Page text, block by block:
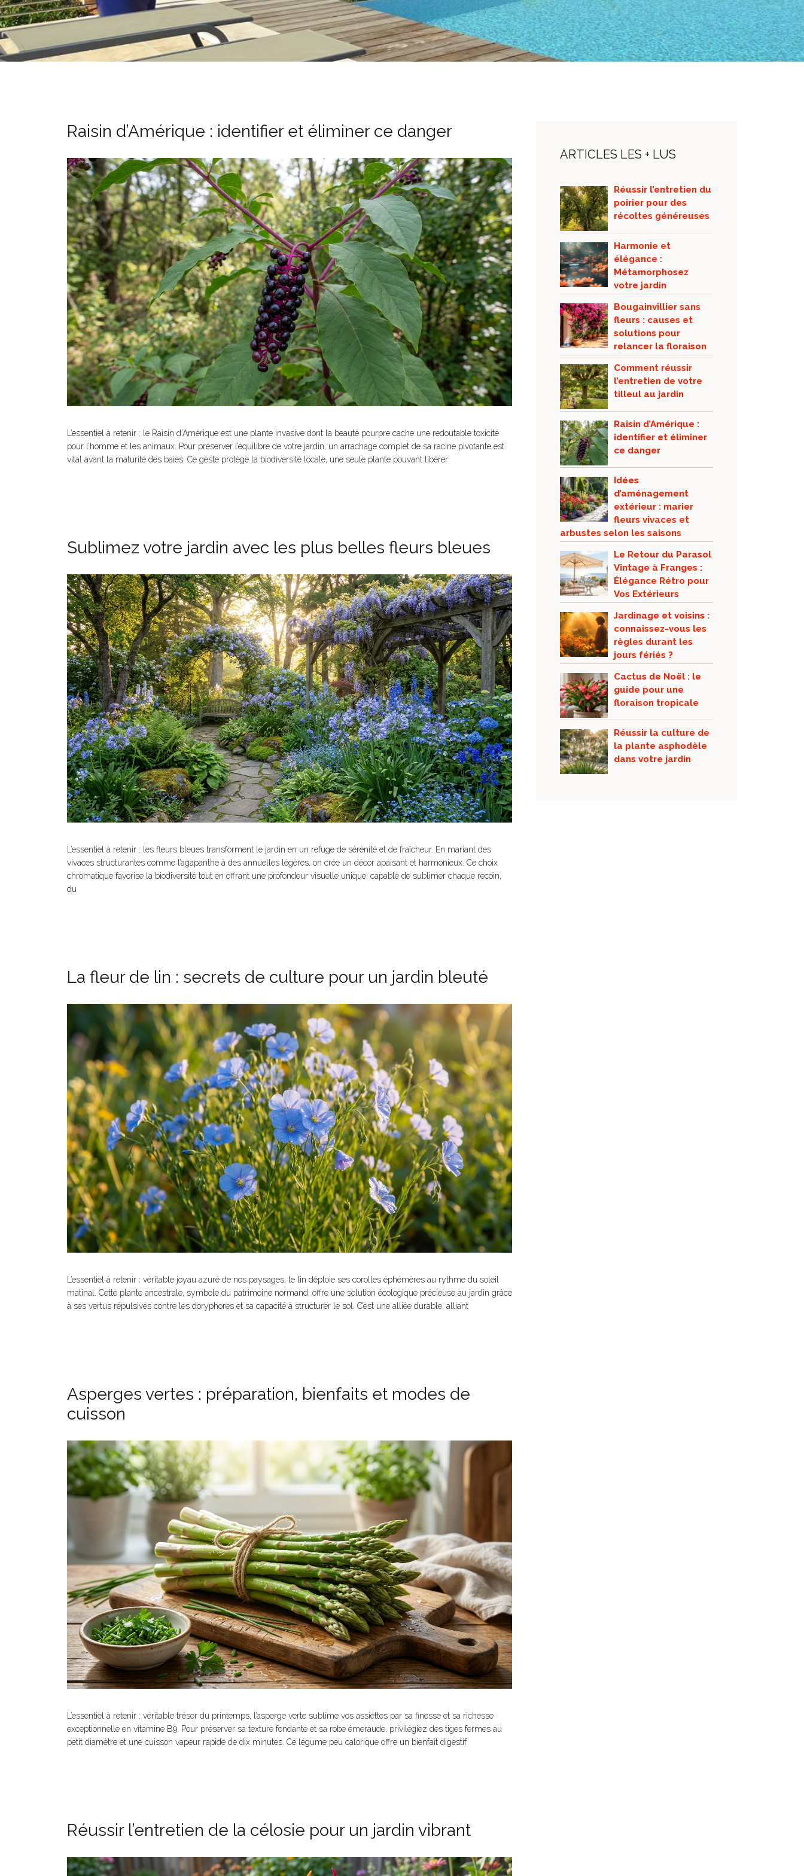
Raisin d’Amérique : identifier et éliminer ce danger
L’essentiel à retenir : le Raisin d’Amérique est une plante invasive dont la beauté pourpre cache une redoutable toxicité
pour l’homme et les animaux. Pour préserver l’équilibre de votre jardin, un arrachage complet de sa racine pivotante est
vital avant la maturité des baies. Ce geste protège la biodiversité locale, une seule plante pouvant libérer
Sublimez votre jardin avec les plus belles fleurs bleues
L’essentiel à retenir : les fleurs bleues transforment le jardin en un refuge de sérénité et de fraîcheur. En mariant des
vivaces structurantes comme l’agapanthe à des annuelles légères, on crée un décor apaisant et harmonieux. Ce choix
chromatique favorise la biodiversité tout en offrant une profondeur visuelle unique, capable de sublimer chaque recoin,
du
La fleur de lin : secrets de culture pour un jardin bleuté
L’essentiel à retenir : véritable joyau azuré de nos paysages, le lin déploie ses corolles éphémères au rythme du soleil
matinal. Cette plante ancestrale, symbole du patrimoine normand, offre une solution écologique précieuse au jardin grâce
à ses vertus répulsives contre les doryphores et sa capacité à structurer le sol. C’est une alliée durable, alliant
Asperges vertes : préparation, bienfaits et modes de
cuisson
L’essentiel à retenir : véritable trésor du printemps, l’asperge verte sublime vos assiettes par sa finesse et sa richesse
exceptionnelle en vitamine B9. Pour préserver sa texture fondante et sa robe émeraude, privilégiez des tiges fermes au
petit diamètre et une cuisson vapeur rapide de dix minutes. Ce légume peu calorique offre un bienfait digestif
Réussir l’entretien de la célosie pour un jardin vibrant
ARTICLES LES + LUS
Réussir l’entretien du
poirier pour des
récoltes généreuses
Harmonie et
élégance :
Métamorphosez
votre jardin
Bougainvillier sans
fleurs : causes et
solutions pour
relancer la floraison
Comment réussir
l’entretien de votre
tilleul au jardin
Raisin d’Amérique :
identifier et éliminer
ce danger
Idées
d’aménagement
extérieur : marier
fleurs vivaces et
arbustes selon les saisons
Le Retour du Parasol
Vintage à Franges :
Élégance Rétro pour
Vos Extérieurs
Jardinage et voisins :
connaissez-vous les
règles durant les
jours fériés ?
Cactus de Noël : le
guide pour une
floraison tropicale
Réussir la culture de
la plante asphodèle
dans votre jardin